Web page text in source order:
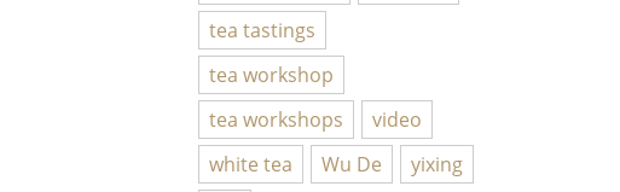
tea tastings
tea workshop
tea workshops
video
white tea
Wu De
yixing